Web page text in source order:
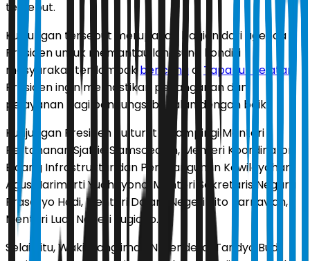
tersebut.
Kunjungan tersebut merupakan bagian dari agenda
Presiden untuk memantau langsung kondisi
masyarakat terdampakbencanadi Tapanuli Selatan
Presiden ingin memastikan penanganan dan
pelayanan bagi pengungsi berjalan dengan baik.
Kunjungan Presiden itu turut didampingi Menteri
Pertahanan Sjafrie Sjamsoeddin, Menteri Koordinator
Bidang Infrastruktur dan Pembangunan Kewilayahan
Agus Harimurti Yudhoyono, Menteri Sekretaris Negara
Prasetyo Hadi, Menteri Dalam Negeri Tito Karnavian,
Menteri Luar Negeri Sugiono.
Selain itu, Wakil Panglima TNI Jenderal Tandyo Budi